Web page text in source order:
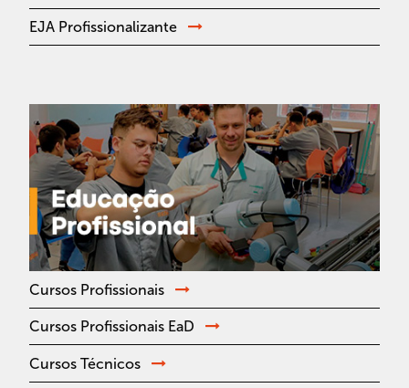
EJA Profissionalizante
Cursos Profissionais
Cursos Profissionais EaD
Cursos Técnicos